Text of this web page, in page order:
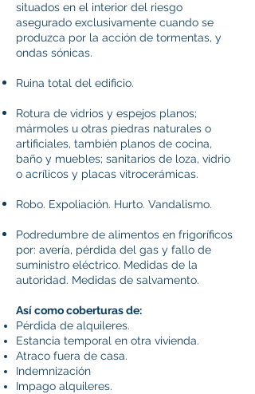
situados en el interior del riesgo
asegurado exclusivamente cuando se
produzca por la acción de tormentas, y
ondas sónicas.
Ruina total del edificio.
Rotura de vidrios y espejos planos;
mármoles u otras piedras naturales o
artificiales, también planos de cocina,
baño y muebles; sanitarios de loza, vidrio
o acrílicos y placas vitrocerámicas.
Robo. Expoliación. Hurto. Vandalismo.
Podredumbre de alimentos en frigoríficos
por: avería, pérdida del gas y fallo de
suministro eléctrico. Medidas de la
autoridad. Medidas de salvamento.
Así como coberturas de:
Pérdida de alquileres.
Estancia temporal en otra vivienda.
Atraco fuera de casa.
Indemnización
Impago alquileres.